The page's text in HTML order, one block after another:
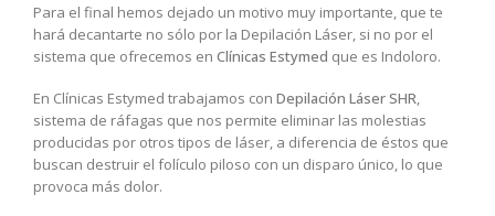
Para el final hemos dejado un motivo muy importante, que te
hará decantarte no sólo por la Depilación Láser, si no por el
sistema que ofrecemos en Clínicas Estymed que es Indoloro.
En Clínicas Estymed trabajamos con Depilación Láser SHR,
sistema de ráfagas que nos permite eliminar las molestias
producidas por otros tipos de láser, a diferencia de éstos que
buscan destruir el folículo piloso con un disparo único, lo que
provoca más dolor.